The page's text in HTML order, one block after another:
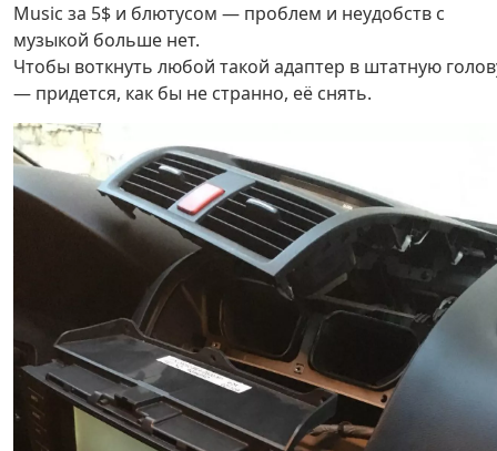
Music за 5$ и блютусом — проблем и неудобств с
музыкой больше нет.
Чтобы воткнуть любой такой адаптер в штатную
— придется, как бы не странно, её снять.